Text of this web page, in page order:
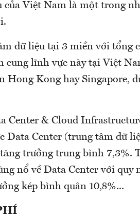
của Việt Nam là một trong
dữ liệu tại 3 miền với tổng
cung lĩnh vực này tại Việt
Hong Kong hay Singapore,
Center & Cloud
Center (trung tâm dữ
trưởng trung bình 7,3%.
nổ về Data Center với quy
kép bình quân 10,8%...